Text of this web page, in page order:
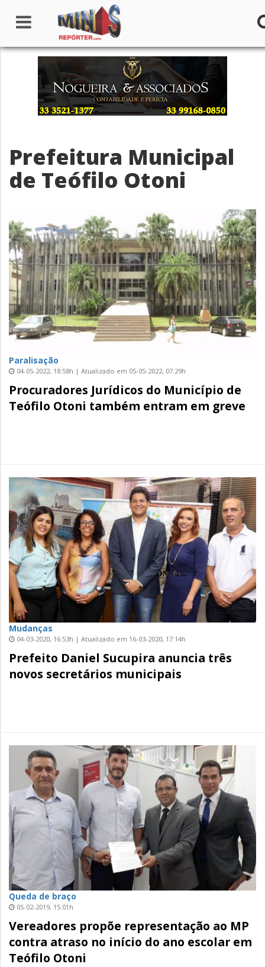
Home
Institucional
Seções
Canais
Colunistas
Prefeitura Municipal
de Teófilo Otoni
Paralisação
04-05-2022, 18:58h | Atualizado em 05-05-2022, 07:29h
Procuradores Jurídicos do Município de
Teófilo Otoni também entram em greve
Mudanças
04-03-2020, 16:53h | Atualizado em 16-03-2020, 17:14h
Prefeito Daniel Sucupira anuncia três
novos secretários municipais
Queda de braço
05-02-2019, 15:01h
Vereadores propõe representação ao MP
contra atraso no início do ano escolar em
Teófilo Otoni